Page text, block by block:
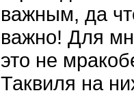
важным, да
важно! Для
это не
Таквиля на